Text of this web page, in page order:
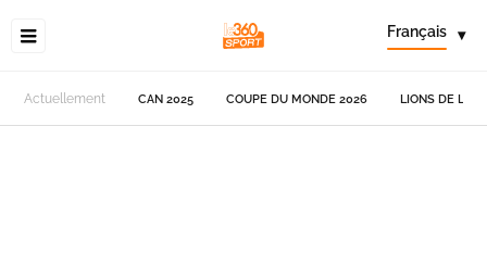
Français ▾
Actuellement CAN 2025 COUPE DU MONDE 2026 LIONS DE